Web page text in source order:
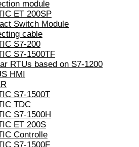
module
ET 200SP
Switch Module
cable
S7-200
S7-1500TF
RTUs based on S7-1200
HMI
S7-1500T
TDC
S7-1500H
ET 200S
Controlle
S7-1500F